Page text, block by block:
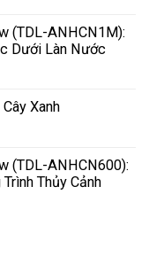
(TDL-ANHCN1M):
Dưới Làn Nước
Xanh
(TDL-ANHCN600):
Thủy Cảnh